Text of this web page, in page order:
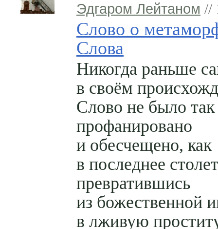
Эдгаром Лейтаном //
Слово о
Слова
Никогда раньше
в своём
Слово не было так
профанировано
и обесчещено, как
в последнее
превратившись
из божественной
в лживую